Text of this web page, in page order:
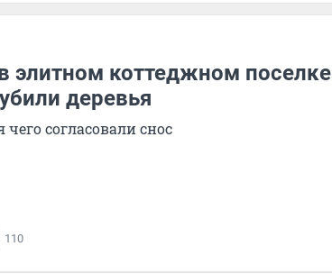
элитном коттеджном поселке
деревья
согласовали снос
110